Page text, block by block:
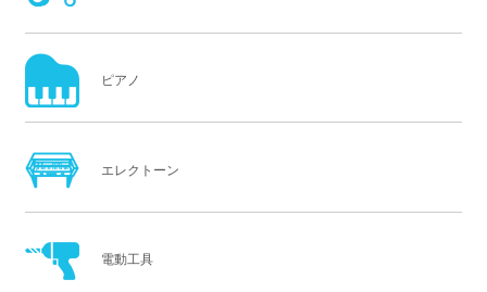
ピアノ
エレクトーン
電動工具